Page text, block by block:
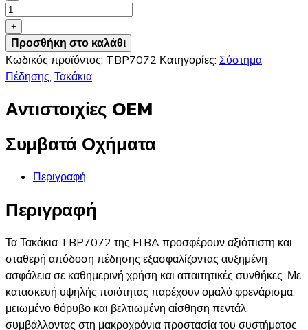
TBP7072
FIBA
Δισκόφρενα
(Μπροστά)
-
ποσότητα
+
Προσθήκη στο καλάθι
Κωδικός προϊόντος: TBP7072 Κατηγορίες: Σύστημα
Πέδησης, Τακάκια
Αντιστοιχίες OEM
Συμβατά Οχήματα
Περιγραφή
Περιγραφή
Τα Τακάκια TBP7072 της FI.BA προσφέρουν αξιόπιστη και
σταθερή απόδοση πέδησης εξασφαλίζοντας αυξημένη
ασφάλεια σε καθημερινή χρήση και απαιτητικές συνθήκες. Με
κατασκευή υψηλής ποιότητας παρέχουν ομαλό φρενάρισμα,
μειωμένο θόρυβο και βελτιωμένη αίσθηση πεντάλ,
συμβάλλοντας στη μακροχρόνια προστασία του συστήματος